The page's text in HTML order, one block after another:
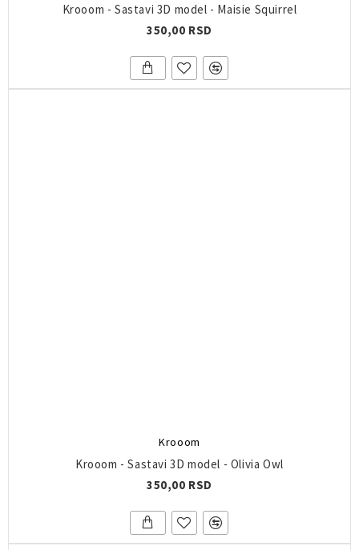
Krooom - Sastavi 3D model - Maisie Squirrel
350,00 RSD
Krooom
Krooom - Sastavi 3D model - Olivia Owl
350,00 RSD